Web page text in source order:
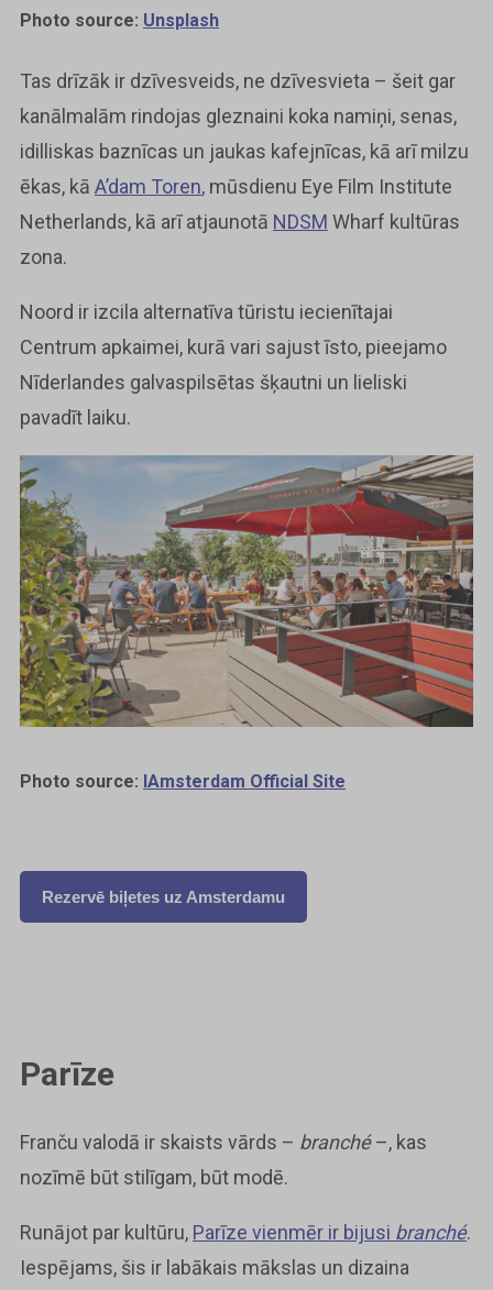
Photo source: Unsplash
Tas drīzāk ir dzīvesveids, ne dzīvesvieta – šeit gar
kanālmalām rindojas gleznaini koka namiņi, senas,
idilliskas baznīcas un jaukas kafejnīcas, kā arī milzu
ēkas, kā A’dam Toren, mūsdienu Eye Film Institute
Netherlands, kā arī atjaunotā NDSM Wharf kultūras
zona.
Noord ir izcila alternatīva tūristu iecienītajai
Centrum apkaimei, kurā vari sajust īsto, pieejamo
Nīderlandes galvaspilsētas šķautni un lieliski
pavadīt laiku.
Photo source: IAmsterdam Official Site
Rezervē biļetes uz Amsterdamu
Parīze
Franču valodā ir skaists vārds – branché–, kas
nozīmē būt stilīgam, būt modē.
Runājot par kultūru, Parīze vienmēr ir bijusi branché.
Iespējams, šis ir labākais mākslas un dizaina